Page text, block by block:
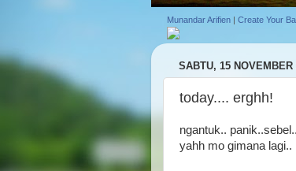
Munandar Arifien | Create Your
SABTU, 15 NOVEMBER
today.... erghh!
ngantuk..
yahh mo gimana lagi..